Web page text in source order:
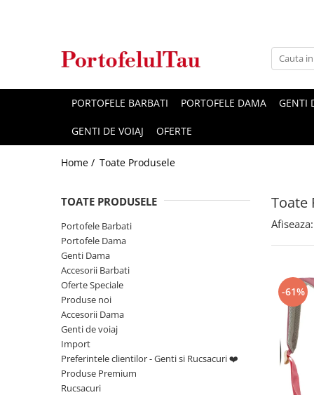
Clutch / Posete Plic
Genti multifunctionale mamici
Rucsacuri Barbati
Curele Barbati
Cadouri pentru femei
Borsete DamaPORTOFELE BARBATI PORTOFELE DAMA GENTI
GENTI DE VOIAJ OFERTE
Home / Toate Produsele
Toate
TOATE PRODUSELE
Portofele Barbati
Portofele Dama
Genti Dama
Accesorii Barbati
Oferte Speciale
Produse noi
Accesorii Dama
Genti de voiaj
Import
Preferintele clientilor - Genti si Rucsacuri ❤️
Produse Premium
Rucsacuri
Afiseaza:
-61%